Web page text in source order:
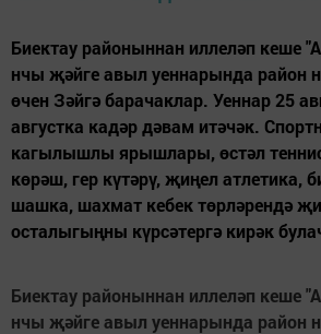
Биектау районыннан иллеләп кеше
нчы җәйге авыл уеннарында район
өчен Зәйгә барачаклар. Уеннар 25
августка кадәр дәвам итәчәк.
кагылышлы ярышлары, өстәл
көрәш, гер күтәрү, җиңел атлетика,
шашка, шахмат кебек төрләрендә
осталыгыңны күрсәтергә кирәк
Биектау районыннан иллеләп кеше
нчы җәйге авыл уеннарында район